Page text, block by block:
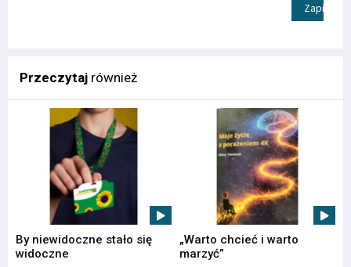
Zapisz
Przeczytaj również
By niewidoczne stało się
widoczne
„Warto chcieć i warto
marzyć”